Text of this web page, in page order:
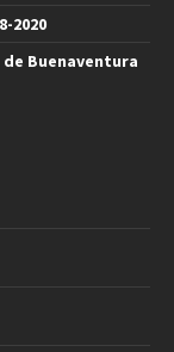
2020
Buenaventura